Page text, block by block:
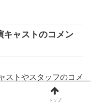
キャストのコメン
ストやスタッフのコメ
トップ